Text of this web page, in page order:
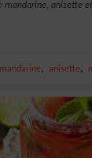
mandarine, anisette
, anisette,